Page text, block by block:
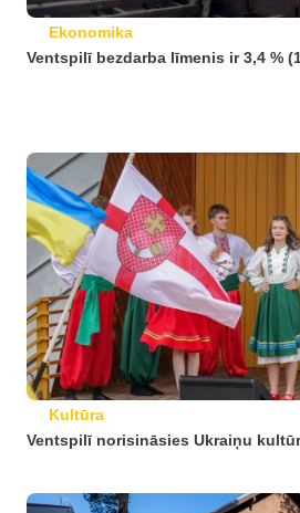
Ekonomika
Ventspilī bezdarba līmenis ir 3,4 %
Kultūra
Ventspilī norisināsies Ukraiņu